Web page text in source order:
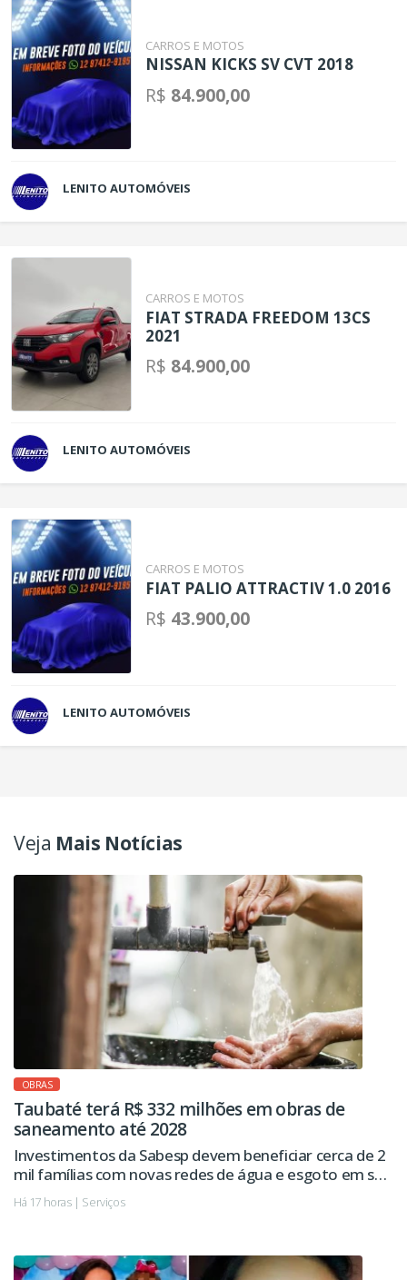
CARROS E MOTOS
NISSAN KICKS SV CVT 2018
R$ 84.900,00
LENITO AUTOMÓVEIS
CARROS E MOTOS
FIAT STRADA FREEDOM 13CS
2021
R$ 84.900,00
LENITO AUTOMÓVEIS
CARROS E MOTOS
FIAT PALIO ATTRACTIV 1.0 2016
R$ 43.900,00
LENITO AUTOMÓVEIS
Veja Mais Notícias
OBRAS
Taubaté terá R$ 332 milhões em obras de
saneamento até 2028
Investimentos da Sabesp devem beneficiar cerca de 2
mil famílias com novas redes de água e esgoto em seis
regiões da cidade.
Há 17 horas | Serviços